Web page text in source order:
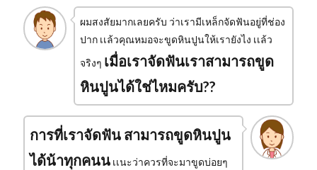
ผมสงสัยมากเลยครับ ว่าเรามีเหล็กจัดฟันอยู่ที่ช่อง
ปาก เเล้วคุณหมอจะขูดหินปูนให้เรายังไง เเล้ว
จริงๆ เมื่อเราจัดฟันเราสามารถขูด
หินปูนได้ใช่ไหมครับ??
การที่เราจัดฟัน สามารถขูดหินปูน
ได้น้าทุกคนนเเนะว่าควรที่จะมาขูดบ่อยๆ